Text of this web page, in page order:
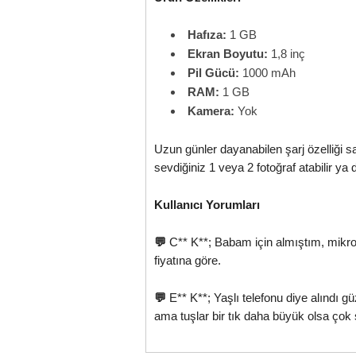
Hafıza: 1 GB
Ekran Boyutu: 1,8 inç
Pil Gücü: 1000 mAh
RAM: 1 GB
Kamera: Yok
Uzun günler dayanabilen şarj özelliği
sevdiğiniz 1 veya 2 fotoğraf atabilir ya
Kullanıcı Yorumları
💬 C** K**; Babam için almıştım,
fiyatına göre.
💬 E** K**; Yaşlı telefonu diye alındı
ama tuşlar bir tık daha büyük olsa